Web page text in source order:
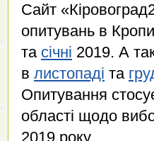
Сайт
опитувань в
та січні 2019. А
в листопаді та
Опитування
області щодо
2019 року.